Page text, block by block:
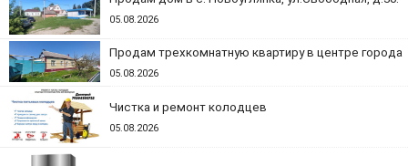
05.08.2026
Продам трехкомнатную квартиру в центре города
05.08.2026
Чистка и ремонт колодцев
05.08.2026